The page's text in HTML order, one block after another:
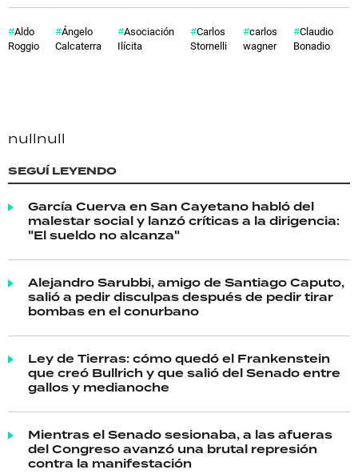
Aldo
Roggio
Ángelo
Calcaterra
Asociación
Ilícita
Carlos
Stornelli
carlos
wagner
Claudio
Bonadio
nullnull
SEGUÍ LEYENDO
García Cuerva en San Cayetano habló del
malestar social y lanzó críticas a la dirigencia:
"El sueldo no alcanza"
Alejandro Sarubbi, amigo de Santiago Caputo,
salió a pedir disculpas después de pedir tirar
bombas en el conurbano
Ley de Tierras: cómo quedó el Frankenstein
que creó Bullrich y que salió del Senado entre
gallos y medianoche
Mientras el Senado sesionaba, a las afueras
del Congreso avanzó una brutal represión
contra la manifestación